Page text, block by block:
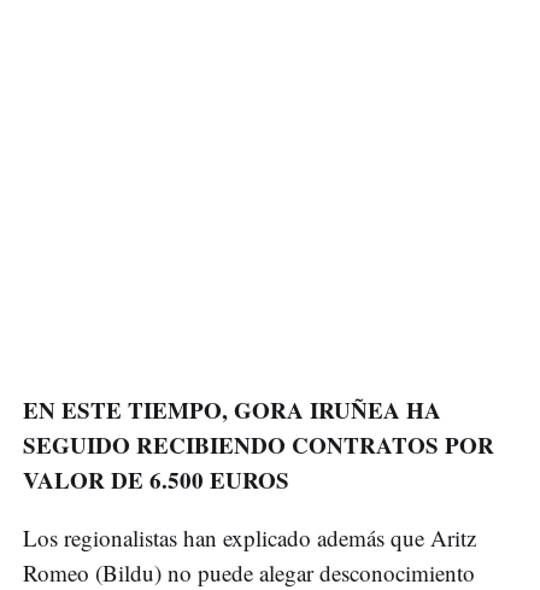
EN ESTE TIEMPO, GORA IRUÑEA HA
SEGUIDO RECIBIENDO CONTRATOS POR
VALOR DE 6.500 EUROS
Los regionalistas han explicado además que Aritz
Romeo (Bildu) no puede alegar desconocimiento